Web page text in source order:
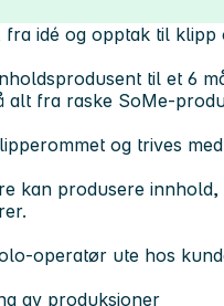
idé og opptak til
til et 6
alt fra raske SoMe-
og trives
kan produsere
operatør ute hos
av produksjoner